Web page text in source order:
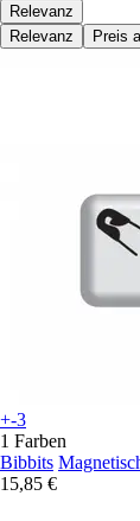
Relevanz
Relevanz
Preis
+-3
1 Farben
Bibbits
15,85 €